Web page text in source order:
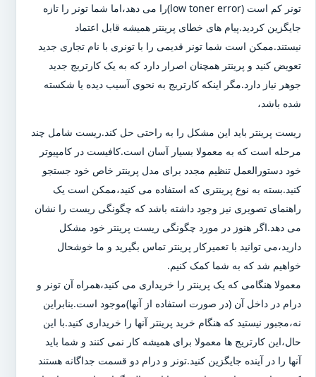
تونر کم است (low toner error)را می دهد،اما شما تونر را تازه
جایگزین کردید.پیام های خطای پرینتر همیشه قابل اعتماد
نیستند.ممکن است شما تونر قدیمی را با تونری با نام تجاری جدید
تعویض کنید و پرینتر همچنان اصرار دارد که به یک کارتریج جدید
جوهر نیاز دارد.مگر اینکه کارتریج به نحوی آسیب دیده یا شکسته
شده باشد،
ریست پرینتر باید این مشکل را به راحتی حل کند.ریست شامل چند
مرحله است که به معمولا بسیار آسان است.کافیست در کامپیوتر
خود دستورالعمل تنظیم مجدد برای مدل پرینتر خاص خود جستجو
کنید.بسته به نوع پرینتری که استفاده می کنید،ممکن است یک
راهنمای تصویری نیز وجود داشته باشد که چگونگی ریست را نشان
می دهد.اگر هنوز در مورد چگونگی ریست پرینتر خود مشکل
دارید،می توانید با تعمیرکار پرینتر تماس بگیرید و ما خوشحال
خواهیم شد که به شما کمک کنیم.
معمولا هنگامی که یک پرینتر را خریداری می کنید،همراه آن تونر و
درام در داخل آن (در صورت استفاده از آنها)موجود است.بنابراین
نه،مجبور نیستید که هنگام خرید پرینتر آنها را خریداری کنید.با این
حال،این کارتریج ها معمولا برای همیشه کار نمی کنند و شما باید
آنها را در آینده جایگزین کنید.تونر و درام دو قسمت جداگانه هستند